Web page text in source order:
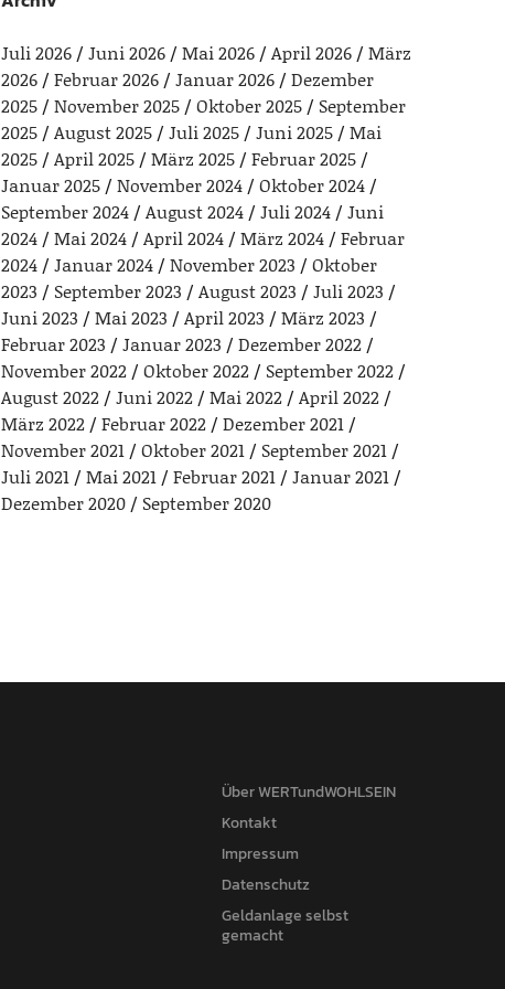
Juli 2026 Juni 2026 Mai 2026 April 2026
März
2026
Februar 2026 Januar 2026
Dezember
2025
November 2025 Oktober 2025
September
2025
August 2025 Juli 2025 Juni 2025
Mai
2025
April 2025 März 2025
Februar 2025
Januar 2025
November 2024
Oktober 2024
September 2024
August 2024 Juli 2024
Juni
2024
Mai 2024 April 2024 März 2024
Februar
2024
Januar 2024 November 2023
Oktober
2023
September 2023 August 2023
Juli 2023
Juni 2023
Mai 2023 April 2023
März 2023
Februar 2023
Januar 2023
Dezember 2022
November 2022
Oktober 2022
September 2022
August 2022
Juni 2022 Mai 2022
April 2022
März 2022
Februar 2022
Dezember 2021
November 2021
Oktober 2021
September 2021
Juli 2021
Mai 2021 Februar 2021
Januar 2021
Dezember 2020
September 2020
Über WERTundWOHLSEIN
Kontakt
Impressum
Datenschutz
Geldanlage selbst
gemacht